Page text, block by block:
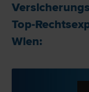
Top-
Wien: